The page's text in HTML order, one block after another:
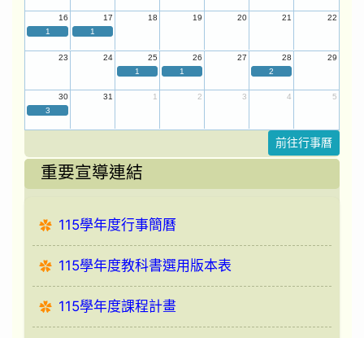
16 17 18 19 20 21
22
1
1
23 24 25 26 27 28
29
1
1 2
30 31 1 2 3 4
5
3
前往行事曆
重要宣導連結
115學年度行事簡曆
115學年度教科書選用版本表
115學年度課程計畫